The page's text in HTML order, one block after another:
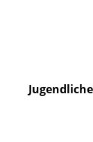
Jugendliche